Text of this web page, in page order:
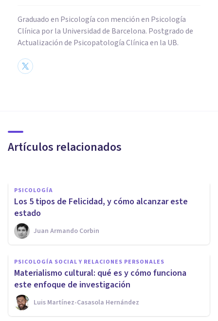
Graduado en Psicología con mención en Psicología
Clínica por la Universidad de Barcelona. Postgrado de
Actualización de Psicopatología Clínica en la UB.
Artículos relacionados
gamberros del fútbol
PSICOLOGÍA
Los 5 tipos de Felicidad, y cómo alcanzar este
estado
Juan Armando Corbin
PSICOLOGÍA SOCIAL Y RELACIONES PERSONALES
Materialismo cultural: qué es y cómo funciona
este enfoque de investigación
Luis Martínez-Casasola Hernández
PSICOLOGÍA CLÍNICA
¿Cómo se supera la
introversión extrema con
terapia cognitivo-conductual?
Tomás Santa Cecilia